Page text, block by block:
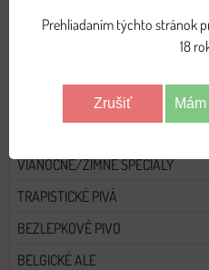
PIVNÉ VÝBERY
VIANOČNÉ/ZIMNÉ ŠPECIÁLY
TRAPISTICKÉ PIVÁ
BEZLEPKOVÉ PIVO
BELGICKÉ ALE
Prehliadaním týchto stránok
18
Zrušiť